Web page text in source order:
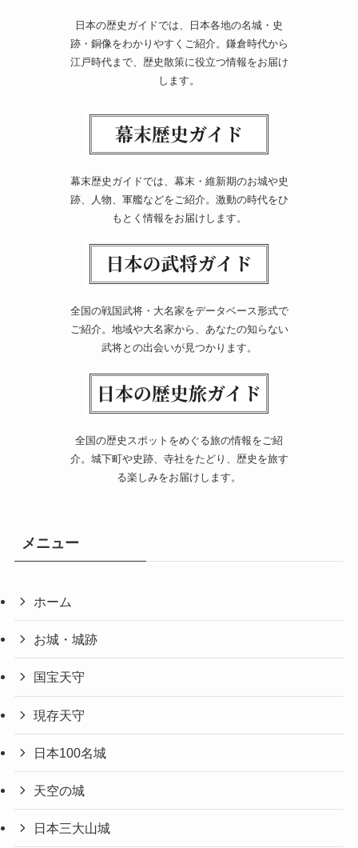
日本の歴史ガイドでは、日本各地の名城・史
跡・銅像をわかりやすくご紹介。鎌倉時代から
江戸時代まで、歴史散策に役立つ情報をお届け
します。
幕末歴史ガイドでは、幕末・維新期のお城や史
跡、人物、軍艦などをご紹介。激動の時代をひ
もとく情報をお届けします。
全国の戦国武将・大名家をデータベース形式で
ご紹介。地域や大名家から、あなたの知らない
武将との出会いが見つかります。
全国の歴史スポットをめぐる旅の情報をご紹
介。城下町や史跡、寺社をたどり、歴史を旅す
る楽しみをお届けします。
メニュー
ホーム
お城・城跡
国宝天守
現存天守
日本100名城
天空の城
日本三大山城